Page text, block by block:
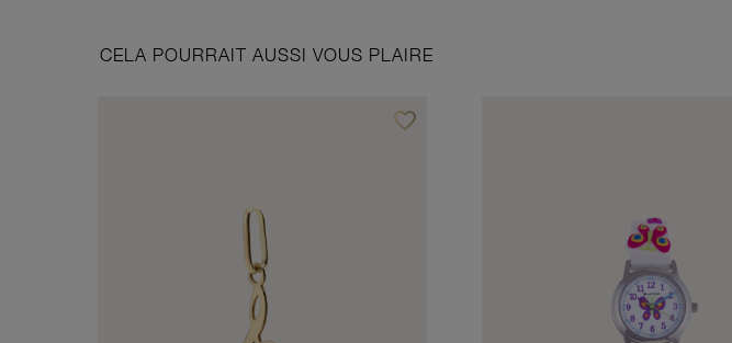
CELA POURRAIT AUSSI VOUS PLAIRE
favorite_borderAjouter à vos favoris